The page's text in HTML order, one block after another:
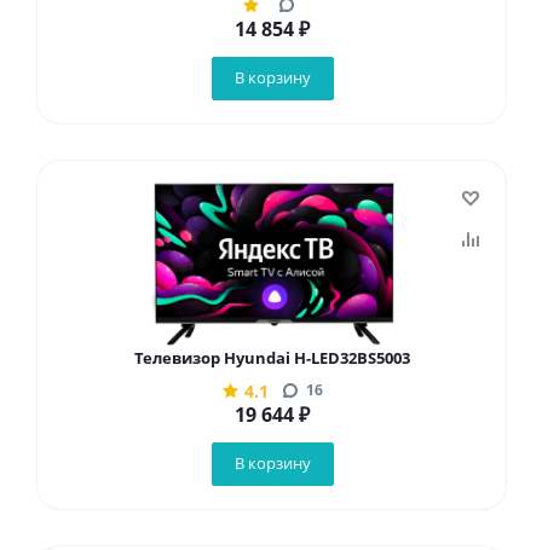
14 854₽
В корзину
Телевизор Hyundai H-LED32BS5003
4.1 16
19 644₽
В корзину